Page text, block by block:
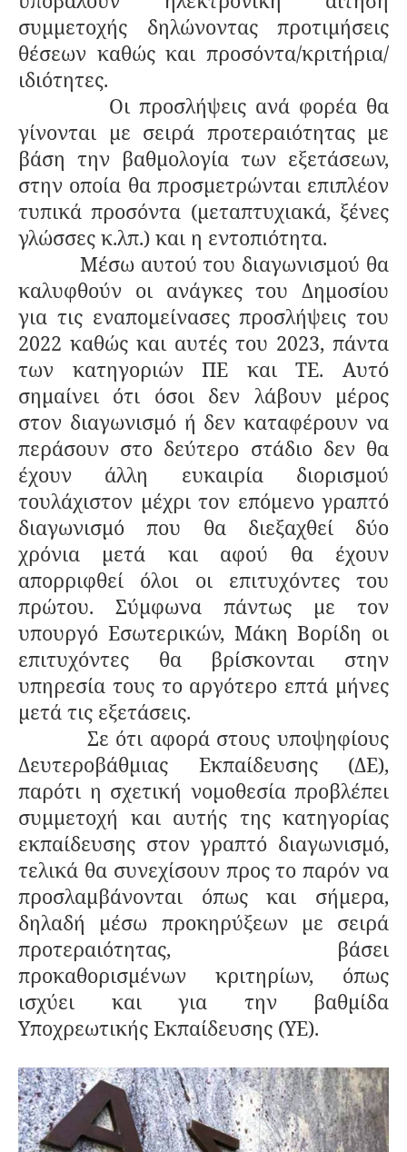
συμμετοχής δηλώνοντας προτιμήσεις
θέσεων καθώς και προσόντα/κριτήρια/
ιδιότητες.
Οι προσλήψεις ανά φορέα θα
γίνονται με σειρά προτεραιότητας με
βάση την βαθμολογία των εξετάσεων,
στην οποία θα προσμετρώνται επιπλέον
τυπικά προσόντα (μεταπτυχιακά, ξένες
γλώσσες κ.λπ.) και η εντοπιότητα.
Μέσω αυτού του διαγωνισμού θα
καλυφθούν οι ανάγκες του Δημοσίου
για τις εναπομείνασες προσλήψεις του
2022 καθώς και αυτές του 2023, πάντα
των κατηγοριών ΠΕ και ΤΕ. Αυτό
σημαίνει ότι όσοι δεν λάβουν μέρος
στον διαγωνισμό ή δεν καταφέρουν να
περάσουν στο δεύτερο στάδιο δεν θα
έχουν άλλη ευκαιρία διορισμού
τουλάχιστον μέχρι τον επόμενο γραπτό
διαγωνισμό που θα διεξαχθεί δύο
χρόνια μετά και αφού θα έχουν
απορριφθεί όλοι οι επιτυχόντες του
πρώτου. Σύμφωνα πάντως με τον
υπουργό Εσωτερικών, Μάκη Βορίδη οι
επιτυχόντες θα βρίσκονται στην
υπηρεσία τους το αργότερο επτά μήνες
μετά τις εξετάσεις.
Σε ότι αφορά στους υποψηφίους
Δευτεροβάθμιας Εκπαίδευσης (ΔΕ),
παρότι η σχετική νομοθεσία προβλέπει
συμμετοχή και αυτής της κατηγορίας
εκπαίδευσης στον γραπτό διαγωνισμό,
τελικά θα συνεχίσουν προς το παρόν να
προσλαμβάνονται όπως και σήμερα,
δηλαδή μέσω προκηρύξεων με σειρά
προτεραιότητας, βάσει
προκαθορισμένων κριτηρίων, όπως
ισχύει και για την βαθμίδα
Υποχρεωτικής Εκπαίδευσης (ΥΕ).